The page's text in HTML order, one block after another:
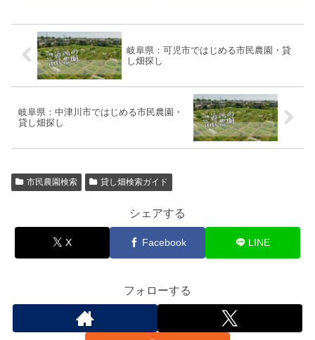
岐阜県：可児市ではじめる市民農園・貸
し畑探し
岐阜県：中津川市ではじめる市民農園・
貸し畑探し
市民農園検索 貸し畑検索ガイド
シェアする
X Facebook LINE
フォローする